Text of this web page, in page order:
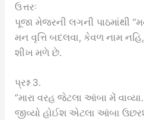
ઉત્તરઃ
પૂજા મેજરની લગની પાઠમાંથી
મન વૃત્તિ બદલવા, કેવળ નામ
શીખ મળે છે.
પ્રશ્ન 3.
“મારા વરહ જેટલા આંબા મેં
જીવ્યો હોઈશ એટલા આંબા